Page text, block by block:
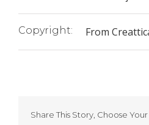
Copyright: From
Share This Story, Choose